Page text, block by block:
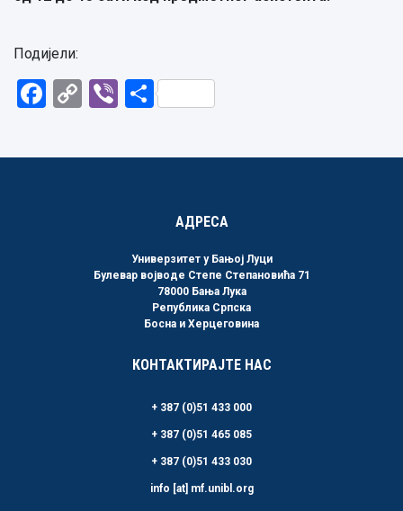
Подијели:
Facebook
CopyViberShare
АДРЕСА
Универзитет у Бањој Луци
Булевар војводе Степе Степановића 71
78000 Бања Лука
Република Српска
Босна и Херцеговина
КОНТАКТИРАЈТЕ НАС
+ 387 (0)51 433 000
+ 387 (0)51 465 085
+ 387 (0)51 433 030
info [at] mf.unibl.org